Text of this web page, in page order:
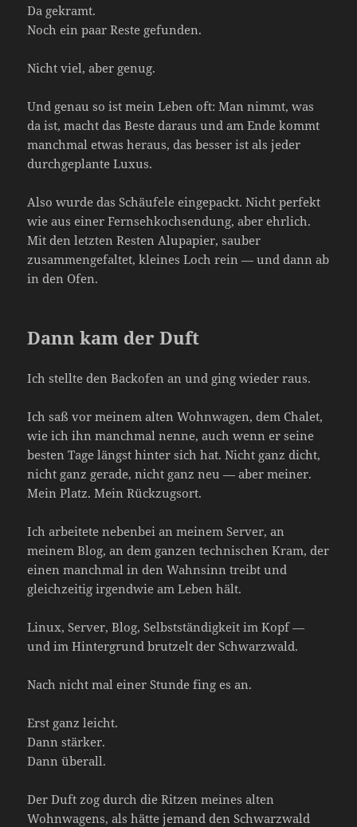
Da gekramt.
Noch ein paar Reste gefunden.
Nicht viel, aber genug.
Und genau so ist mein Leben oft: Man nimmt, was
da ist, macht das Beste daraus und am Ende kommt
manchmal etwas heraus, das besser ist als jeder
durchgeplante Luxus.
Also wurde das Schäufele eingepackt. Nicht perfekt
wie aus einer Fernsehkochsendung, aber ehrlich.
Mit den letzten Resten Alupapier, sauber
zusammengefaltet, kleines Loch rein — und dann ab
in den Ofen.
Dann kam der Duft
Ich stellte den Backofen an und ging wieder raus.
Ich saß vor meinem alten Wohnwagen, dem Chalet,
wie ich ihn manchmal nenne, auch wenn er seine
besten Tage längst hinter sich hat. Nicht ganz dicht,
nicht ganz gerade, nicht ganz neu — aber meiner.
Mein Platz. Mein Rückzugsort.
Ich arbeitete nebenbei an meinem Server, an
meinem Blog, an dem ganzen technischen Kram, der
einen manchmal in den Wahnsinn treibt und
gleichzeitig irgendwie am Leben hält.
Linux, Server, Blog, Selbstständigkeit im Kopf —
und im Hintergrund brutzelt der Schwarzwald.
Nach nicht mal einer Stunde fing es an.
Erst ganz leicht.
Dann stärker.
Dann überall.
Der Duft zog durch die Ritzen meines alten
Wohnwagens, als hätte jemand den Schwarzwald